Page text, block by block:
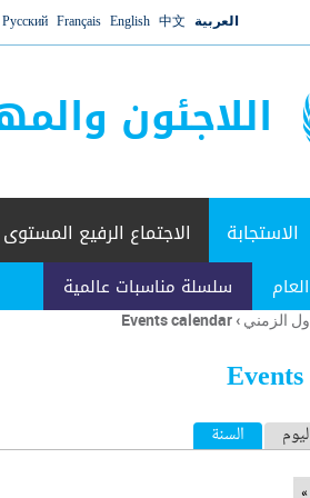
العربية 中文
English
Français
Русский
اللاجئون
الاستجابة
سلسلة مناسبات عالمية
الاجتماع الرفيع المستوى
الزمني ›
Events calendar
السنة (علامة التبويب النشطة)